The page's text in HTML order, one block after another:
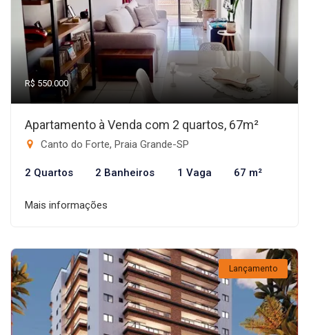
R$ 550.000
Apartamento à Venda com 2 quartos, 67m²
Canto do Forte, Praia Grande-SP
2 Quartos 2 Banheiros 1 Vaga 67 m²
Mais informações
Lançamento